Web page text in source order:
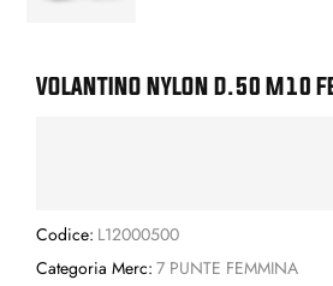
VOLANTINO NYLON D.50 M10
Codice: L12000500
Categoria Merc: 7 PUNTE FEMMINA